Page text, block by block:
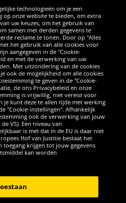
YouTube
verzendingskosten en eventueel
technologieën om je een
onze website te bieden, om extra
uw keuzes, om het gebruik van
samen met derden gegevens te
reclame te tonen. Door op "Alles
het gebruik van alle cookies voor
aangegeven in de "Cookie-
en met de verwerking van uw
Met uitzondering van de cookies
ook de mogelijkheid om alle cookies
te geven in de "Cookie-
zie ons Privacybeleid en onze
is vrijwillig, niet vereist voor
je kunt deze te allen tijde met werking
"Cookie-instellingen". Afhankelijk
ook de verwerking van jouw
VS). Een niveau van
is met dat in de EU is daar niet
Hof van Justitie bestaat het
krijgen tot jouw gegevens
kan worden